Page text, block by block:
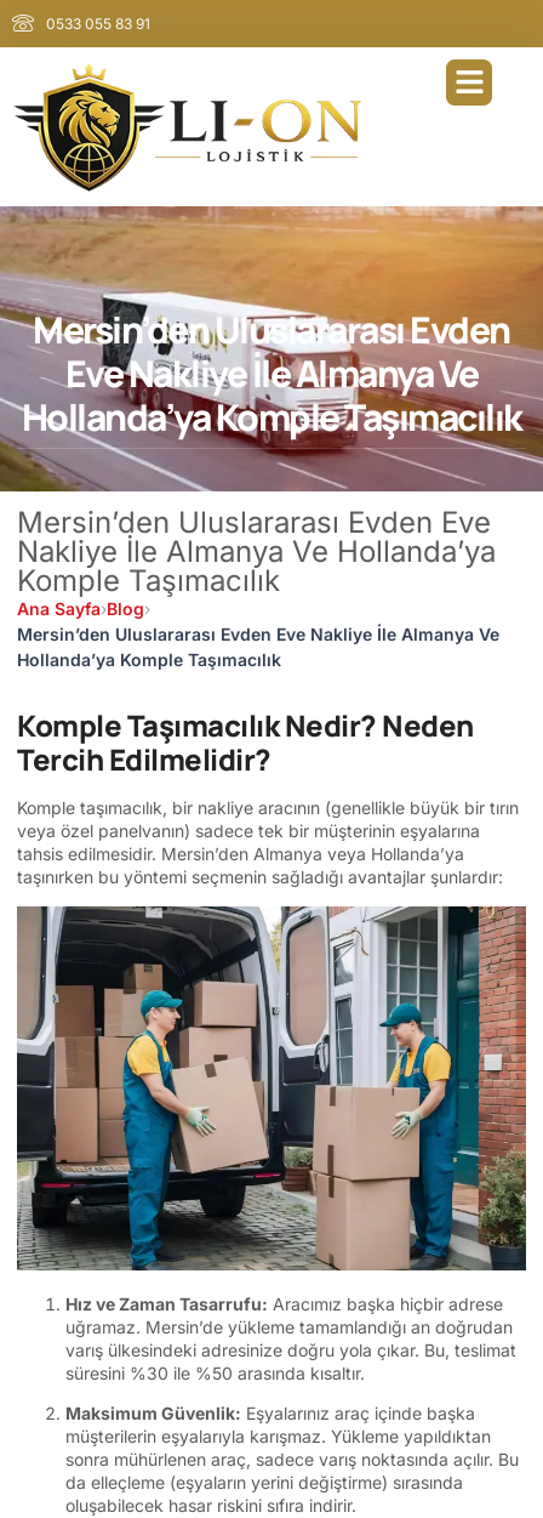
0533 055 83 91
Mersin’den Uluslararası Evden
Eve Nakliye İle Almanya Ve
Hollanda’ya Komple Taşımacılık
Mersin’den Uluslararası Evden Eve
Nakliye İle Almanya Ve Hollanda’ya
Komple Taşımacılık
Ana Sayfa›Blog›
Mersin’den Uluslararası Evden Eve Nakliye İle Almanya Ve
Hollanda’ya Komple Taşımacılık
Komple Taşımacılık Nedir? Neden
Tercih Edilmelidir?
Komple taşımacılık, bir nakliye aracının (genellikle büyük bir tırın
veya özel panelvanın) sadece tek bir müşterinin eşyalarına
tahsis edilmesidir. Mersin’den Almanya veya Hollanda’ya
taşınırken bu yöntemi seçmenin sağladığı avantajlar şunlardır:
Hız ve Zaman Tasarrufu: Aracımız başka hiçbir adrese
uğramaz. Mersin’de yükleme tamamlandığı an doğrudan
varış ülkesindeki adresinize doğru yola çıkar. Bu, teslimat
süresini %30 ile %50 arasında kısaltır.
Maksimum Güvenlik: Eşyalarınız araç içinde başka
müşterilerin eşyalarıyla karışmaz. Yükleme yapıldıktan
sonra mühürlenen araç, sadece varış noktasında açılır. Bu
da elleçleme (eşyaların yerini değiştirme) sırasında
oluşabilecek hasar riskini sıfıra indirir.